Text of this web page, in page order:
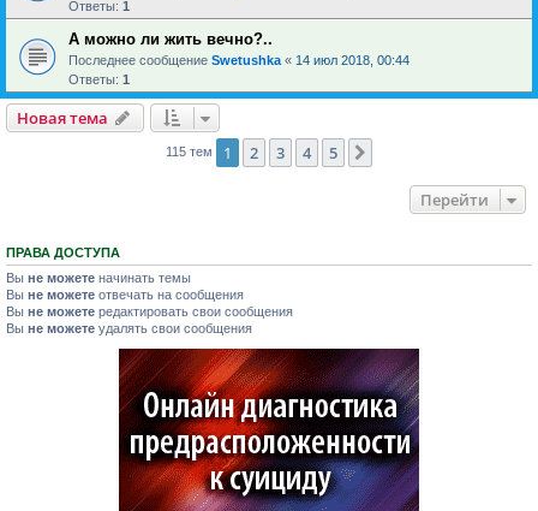
Ответы: 1
А можно ли жить вечно?..
Последнее сообщение Swetushka « 14 июл 2018, 00:44
Ответы: 1
Новая тема
115 тем 1 2 3 4 5
Перейти
ПРАВА ДОСТУПА
Вы не можете начинать темы
Вы не можете отвечать на сообщения
Вы не можете редактировать свои сообщения
Вы не можете удалять свои сообщения